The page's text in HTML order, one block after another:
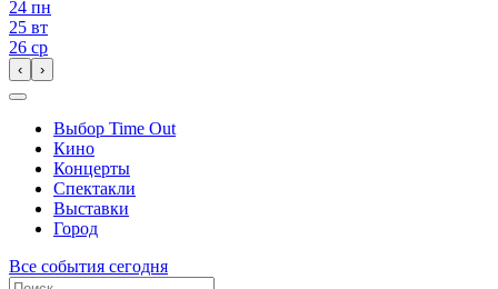
24 пн
25 вт
26 ср
‹ ›
Выбор Time Out
Кино
Концерты
Спектакли
Выставки
Город
Все события сегодня